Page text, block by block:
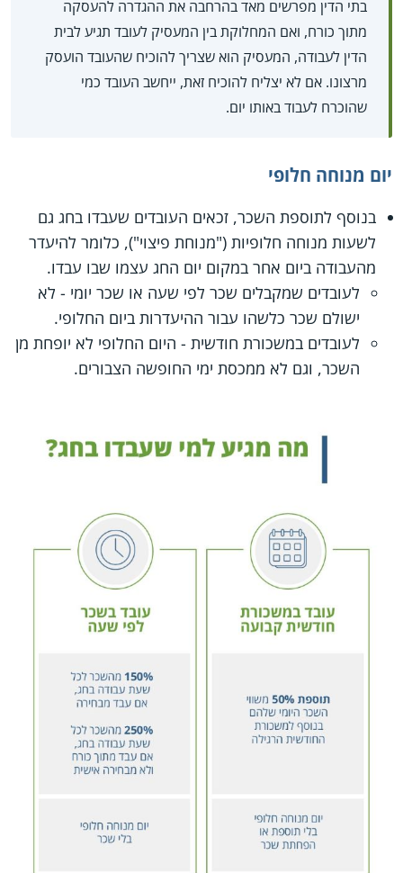
בתי הדין מפרשים מאד בהרחבה את ההגדרה להעסקה
מתוך כורח, ואם המחלוקת בין המעסיק לעובד תגיע לבית
הדין לעבודה, המעסיק הוא שצריך להוכיח שהעובד הועסק
מרצונו. אם לא יצליח להוכיח זאת, ייחשב העובד כמי
שהוכרח לעבוד באותו יום.
יום מנוחה חלופי
בנוסף לתוספת השכר, זכאים העובדים שעבדו בחג גם
לשעות מנוחה חלופיות ("מנוחת פיצוי"), כלומר להיעדר
מהעבודה ביום אחר במקום יום החג עצמו שבו עבדו.
לעובדים שמקבלים שכר לפי שעה או שכר יומי - לא
ישולם שכר כלשהו עבור ההיעדרות ביום החלופי.
לעובדים במשכורת חודשית - היום החלופי לא יופחת מן
השכר, וגם לא ממכסת ימי החופשה הצבורים.